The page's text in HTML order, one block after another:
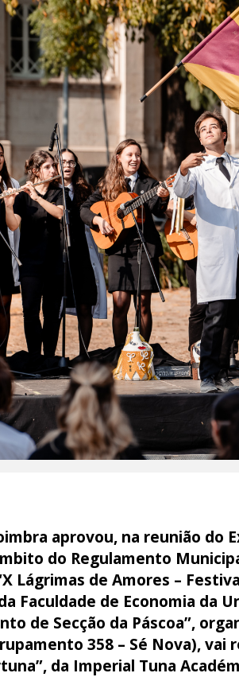
aprovou, na reunião
do Regulamento
Lágrimas de Amores –
Faculdade de Economia da
de Secção da Páscoa”,
358 – Sé Nova), vai
da Imperial Tuna